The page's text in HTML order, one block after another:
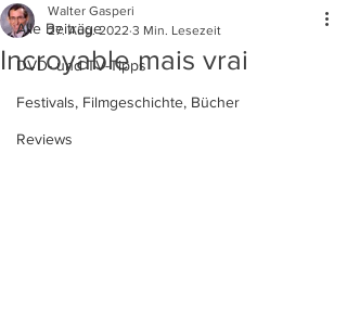
Alle Beiträge
DVD- und TV-Tipps
Festivals, Filmgeschichte, Bücher
Reviews
Incroyable mais vrai
Walter Gasperi
27. Aug. 2022 3 Min. Lesezeit